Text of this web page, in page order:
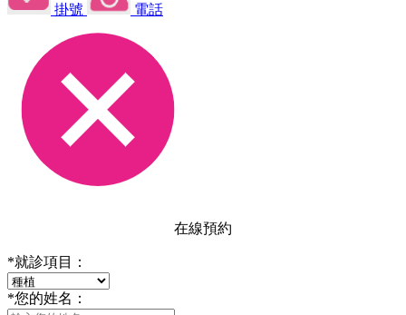
掛號 電話
在線預約
*就診項目：
*您的姓名：